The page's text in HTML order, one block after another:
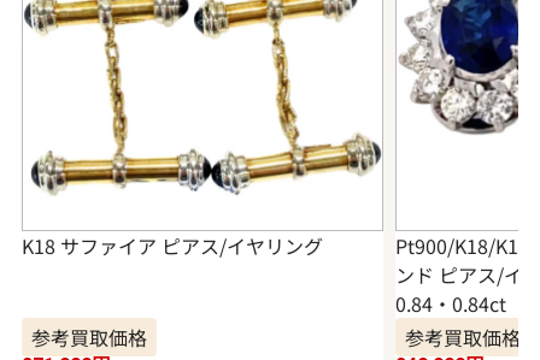
K18 サファイア ピアス/イヤリング
参考買取価格
Pt900/K18/
ンド ピアス/イ
0.84・0.84ct
参考買取価格